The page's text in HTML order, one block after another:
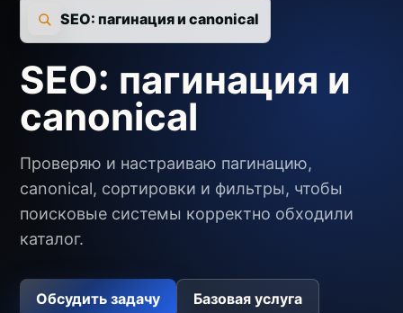
SEO: пагинация и canonical
SEO: пагинация и
canonical
Проверяю и настраиваю пагинацию,
canonical, сортировки и фильтры, чтобы
поисковые системы корректно обходили
каталог.
Обсудить задачу Базовая услуга